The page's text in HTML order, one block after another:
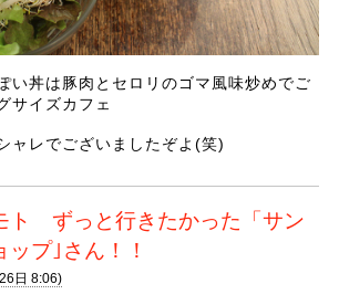
い丼は豚肉とセロリのゴマ風味炒めでご
サイズカフェ
ャレでございましたぞよ(笑)
ト ずっと行きたかった「サン
プ｣さん！！
日 8:06)